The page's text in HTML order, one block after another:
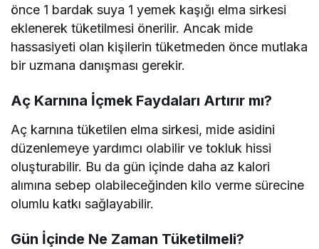
önce 1 bardak suya 1 yemek kaşığı elma sirkesi
eklenerek tüketilmesi önerilir. Ancak mide
hassasiyeti olan kişilerin tüketmeden önce mutlaka
bir uzmana danışması gerekir.
Aç Karnına İçmek Faydaları Artırır mı?
Aç karnına tüketilen elma sirkesi, mide asidini
düzenlemeye yardımcı olabilir ve tokluk hissi
oluşturabilir. Bu da gün içinde daha az kalori
alımına sebep olabileceğinden kilo verme sürecine
olumlu katkı sağlayabilir.
Gün İçinde Ne Zaman Tüketilmeli?